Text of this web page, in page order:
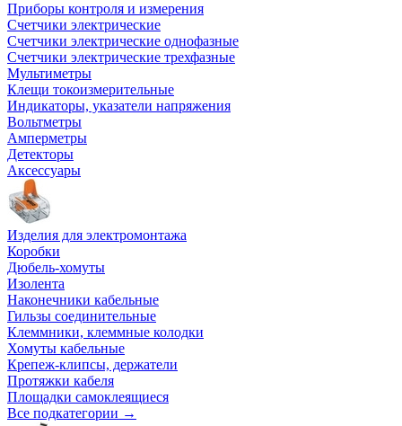
Приборы контроля и измерения
Счетчики электрические
Счетчики электрические однофазные
Счетчики электрические трехфазные
Мультиметры
Клещи токоизмерительные
Индикаторы, указатели напряжения
Вольтметры
Амперметры
Детекторы
Аксессуары
Изделия для электромонтажа
Коробки
Дюбель-хомуты
Изолента
Наконечники кабельные
Гильзы соединительные
Клеммники, клеммные колодки
Хомуты кабельные
Крепеж-клипсы, держатели
Протяжки кабеля
Площадки самоклеящиеся
Все подкатегории →